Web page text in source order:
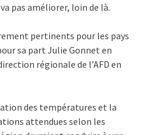
pas améliorer, loin de là.
pertinents pour les pays
sa part Julie Gonnet en
régionale de l’AFD en
des températures et la
attendues selon les